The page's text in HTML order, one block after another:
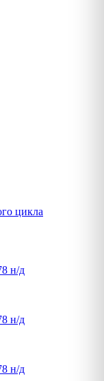
цикла
н/д
н/д
н/д